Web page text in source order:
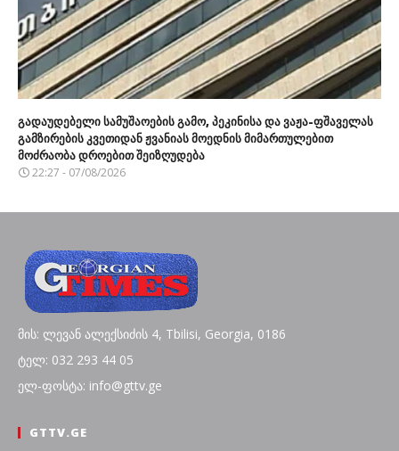
გადაუდებელი სამუშაოების გამო, პეკინისა და ვაჟა-ფშაველას
გამზირების კვეთიდან ჟვანიას მოედნის მიმართულებით
მოძრაობა დროებით შეიზღუდება
22:27 - 07/08/2026
მის: ლევან ალექსიძის 4, Tbilisi, Georgia, 0186
ტელ: 032 293 44 05
ელ-ფოსტა: info@gttv.ge
GTTV.GE